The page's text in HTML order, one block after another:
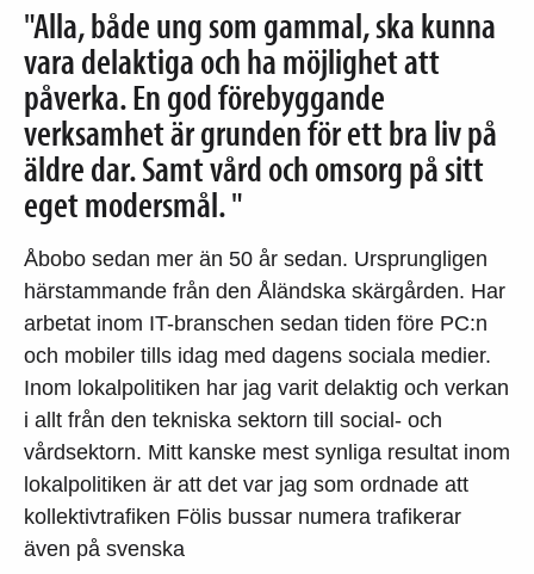
"Alla, både ung som gammal, ska kunna
vara delaktiga och ha möjlighet att
påverka. En god förebyggande
verksamhet är grunden för ett bra liv på
äldre dar. Samt vård och omsorg på sitt
eget modersmål. "
Åbobo sedan mer än 50 år sedan. Ursprungligen
härstammande från den Åländska skärgården. Har
arbetat inom IT-branschen sedan tiden före PC:n
och mobiler tills idag med dagens sociala medier.
Inom lokalpolitiken har jag varit delaktig och verkan
i allt från den tekniska sektorn till social- och
vårdsektorn. Mitt kanske mest synliga resultat inom
lokalpolitiken är att det var jag som ordnade att
kollektivtrafiken Fölis bussar numera trafikerar
även på svenska